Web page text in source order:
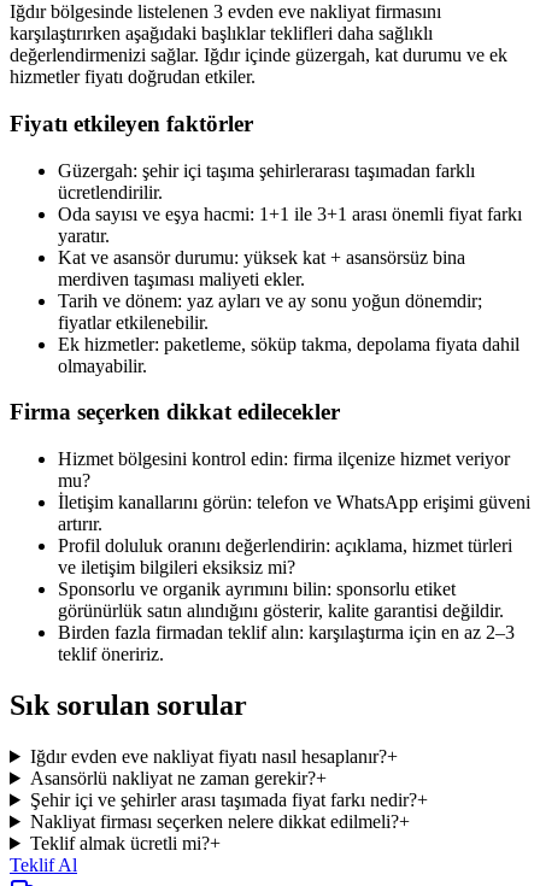
Iğdır bölgesinde listelenen 3 evden eve nakliyat firmasını
karşılaştırırken aşağıdaki başlıklar teklifleri daha sağlıklı
değerlendirmenizi sağlar. Iğdır içinde güzergah, kat durumu ve ek
hizmetler fiyatı doğrudan etkiler.
Fiyatı etkileyen faktörler
Güzergah: şehir içi taşıma şehirlerarası taşımadan farklı
ücretlendirilir.
Oda sayısı ve eşya hacmi: 1+1 ile 3+1 arası önemli fiyat farkı
yaratır.
Kat ve asansör durumu: yüksek kat + asansörsüz bina
merdiven taşıması maliyeti ekler.
Tarih ve dönem: yaz ayları ve ay sonu yoğun dönemdir;
fiyatlar etkilenebilir.
Ek hizmetler: paketleme, söküp takma, depolama fiyata dahil
olmayabilir.
Firma seçerken dikkat edilecekler
Hizmet bölgesini kontrol edin: firma ilçenize hizmet veriyor
mu?
İletişim kanallarını görün: telefon ve WhatsApp erişimi güveni
artırır.
Profil doluluk oranını değerlendirin: açıklama, hizmet türleri
ve iletişim bilgileri eksiksiz mi?
Sponsorlu ve organik ayrımını bilin: sponsorlu etiket
görünürlük satın alındığını gösterir, kalite garantisi değildir.
Birden fazla firmadan teklif alın: karşılaştırma için en az 2–3
teklif öneririz.
Sık sorulan sorular
Iğdır evden eve nakliyat fiyatı nasıl hesaplanır?+
Asansörlü nakliyat ne zaman gerekir?+
Şehir içi ve şehirler arası taşımada fiyat farkı nedir?+
Nakliyat firması seçerken nelere dikkat edilmeli?+
Teklif almak ücretli mi?+
Teklif Al